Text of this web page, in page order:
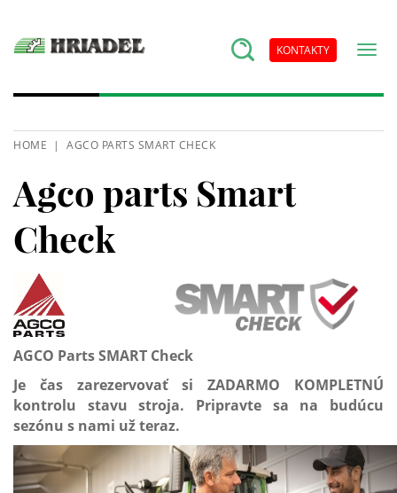
KONTAKTY
HOME AGCO PARTS SMART CHECK
Agco parts Smart
Check
AGCO Parts SMART Check
Je čas zarezervovať si ZADARMO KOMPLETNÚ
kontrolu stavu stroja. Pripravte sa na budúcu
sezónu s nami už teraz.